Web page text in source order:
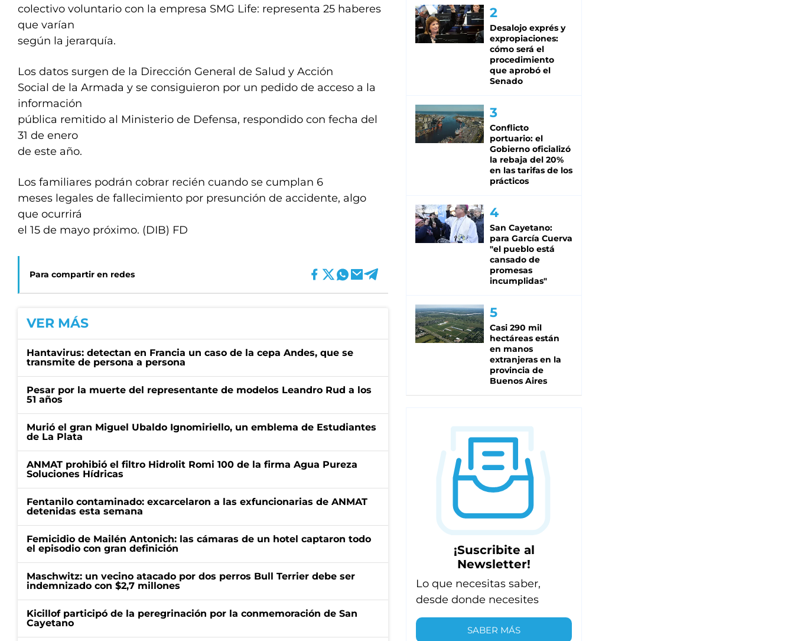
colectivo voluntario con la empresa SMG Life: representa 25 haberes
que varían
según la jerarquía.
Los datos surgen de la Dirección General de Salud y Acción
Social de la Armada y se consiguieron por un pedido de acceso a la
información
pública remitido al Ministerio de Defensa, respondido con fecha del
31 de enero
de este año.
Los familiares podrán cobrar recién cuando se cumplan 6
meses legales de fallecimiento por presunción de accidente, algo
que ocurrirá
el 15 de mayo próximo. (DIB) FD
Para compartir en redes
VER MÁS
Hantavirus: detectan en Francia un caso de la cepa Andes, que se
transmite de persona a persona
Pesar por la muerte del representante de modelos Leandro Rud a los
51 años
Murió el gran Miguel Ubaldo Ignomiriello, un emblema de Estudiantes
de La Plata
ANMAT prohibió el filtro Hidrolit Romi 100 de la firma Agua Pureza
Soluciones Hídricas
Fentanilo contaminado: excarcelaron a las exfuncionarias de ANMAT
detenidas esta semana
Femicidio de Mailén Antonich: las cámaras de un hotel captaron todo
el episodio con gran definición
Maschwitz: un vecino atacado por dos perros Bull Terrier debe ser
indemnizado con $2,7 millones
Kicillof participó de la peregrinación por la conmemoración de San
Cayetano
Desalojo exprés y
expropiaciones:
cómo será el
procedimiento
que aprobó el
Senado
Conflicto
portuario: el
Gobierno oficializó
la rebaja del 20%
en las tarifas de los
prácticos
San Cayetano:
para García Cuerva
"el pueblo está
cansado de
promesas
incumplidas"
Casi 290 mil
hectáreas están
en manos
extranjeras en la
provincia de
Buenos Aires
¡Suscribite al
Newsletter!
Lo que necesitas saber,
desde donde necesites
SABER MÁS